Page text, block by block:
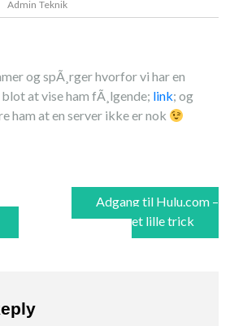
Admin Teknik
og spÃ¸rger hvorfor vi har en
at vise ham fÃ¸lgende; link; og
ham at en server ikke er nok
Adgang til Hulu.com –
et lille trick